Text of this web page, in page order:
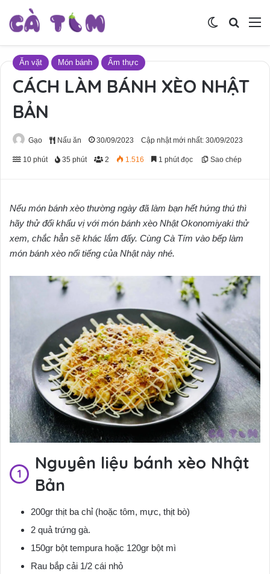
Tìm
Switch skin
Ăn vặt Món bánh Ẩm thực
CÁCH LÀM BÁNH XÈO NHẬT
BẢN
Gạo Nấu ăn 30/09/2023 Cập nhật mới nhất: 30/09/2023
10 phút 35 phút 2 1.516 1 phút đọc Sao chép
Nếu món bánh xèo thường ngày đã làm bạn hết hứng thú thì
hãy thử đổi khẩu vị với món bánh xèo Nhật Okonomiyaki thử
xem, chắc hẳn sẽ khác lắm đấy. Cùng Cà Tím vào bếp làm
món bánh xèo nổi tiếng của Nhật này nhé.
Nguyên liệu bánh xèo Nhật
Bản
200gr thịt ba chỉ (hoặc tôm, mực, thịt bò)
2 quả trứng gà.
150gr bột tempura hoặc 120gr bột mì
Rau bắp cải 1/2 cái nhỏ